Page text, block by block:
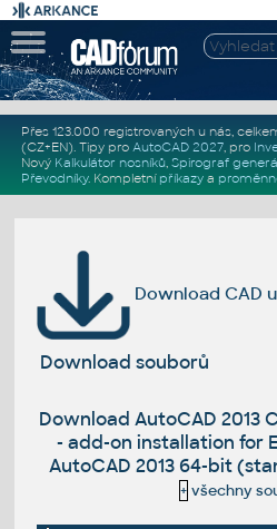
Přes 123.000 registrovaných u nás,
(CZ+EN). Tipy pro AutoCAD 2027, pro
Nový Kalkulátor nosníků, Spirograf
Převodníky. Kompletní příkazya
Download CAD
Download souborů
Download AutoCAD 2013
- add-on installation for
AutoCAD 2013 64-bit
+ všechny